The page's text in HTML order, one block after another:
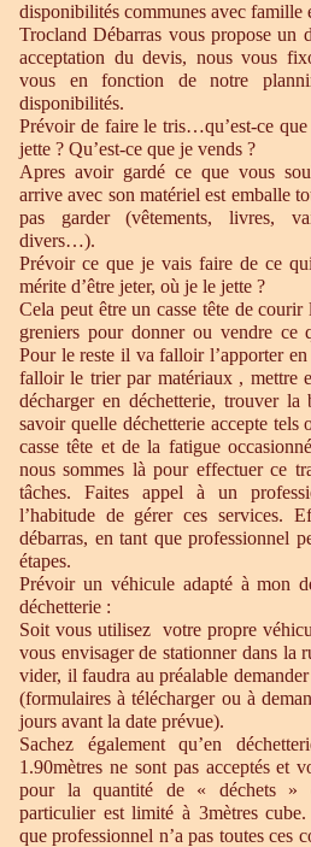
disponibilités communes avec famille
Trocland Débarras vous propose un
acceptation du devis, nous vous
vous en fonction de notre
disponibilités.
Prévoir de faire le tris…qu’est-ce que
jette ? Qu’est-ce que je vends ?
Apres avoir gardé ce que vous
arrive avec son matériel est emballe
pas garder (vêtements, livres,
divers…).
Prévoir ce que je vais faire de ce
mérite d’être jeter, où je le jette ?
Cela peut être un casse tête de
greniers pour donner ou vendre ce
Pour le reste il va falloir l’apporter
falloir le trier par matériaux , mettre
décharger en déchetterie, trouver la
savoir quelle déchetterie accepte
casse tête et de la fatigue
nous sommes là pour effectuer ce
tâches. Faites appel à un
l’habitude de gérer ces services.
débarras, en tant que professionnel
étapes.
Prévoir un véhicule adapté à mon
déchetterie :
Soit vous utilisez votre propre
vous envisager de stationner dans la
vider, il faudra au préalable
(formulaires à télécharger ou à
jours avant la date prévue).
Sachez également qu’en
1.90mètres ne sont pas acceptés et
pour la quantité de « déchets »
particulier est limité à 3mètres
que professionnel n’a pas toutes ces